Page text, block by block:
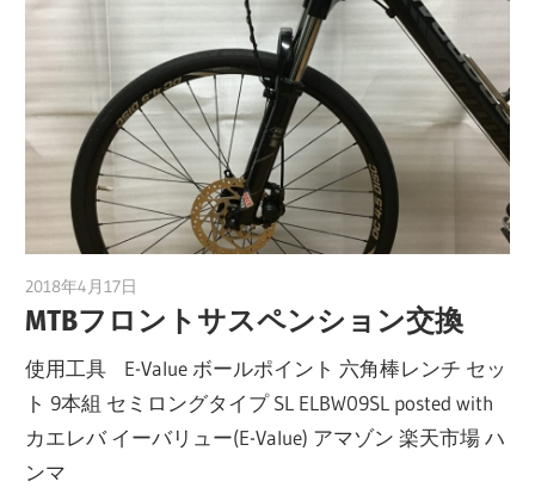
2018年4月17日
MTBフロントサスペンション交換
使用工具 E-Value ボールポイント 六角棒レンチ セッ
ト 9本組 セミロングタイプ SL ELBW09SL posted with
カエレバ イーバリュー(E-Value) アマゾン 楽天市場 ハ
ンマ